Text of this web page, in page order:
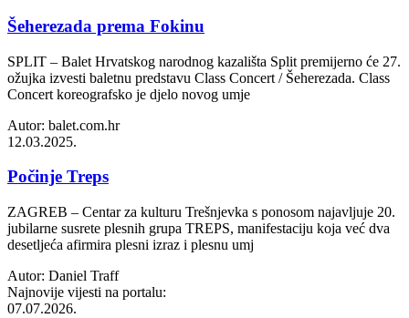
Šeherezada prema Fokinu
SPLIT – Balet Hrvatskog narodnog kazališta Split premijerno će 27.
ožujka izvesti baletnu predstavu Class Concert / Šeherezada. Class
Concert koreografsko je djelo novog umje
Autor: balet.com.hr
12.03.2025.
Počinje Treps
ZAGREB – Centar za kulturu Trešnjevka s ponosom najavljuje 20.
jubilarne susrete plesnih grupa TREPS, manifestaciju koja već dva
desetljeća afirmira plesni izraz i plesnu umj
Autor: Daniel Traff
Najnovije vijesti na portalu:
07.07.2026.